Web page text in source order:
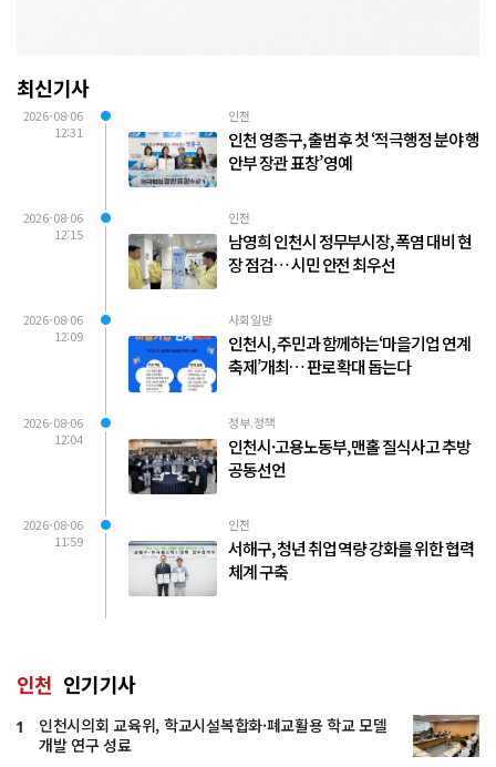
최신기사
2026-08-06
12:31
인천
인천 영종구, 출범 후 첫 ‘적극행정 분야 행
안부 장관 표창’ 영예
2026-08-06
12:15
인천
남영희 인천시 정무부시장, 폭염 대비 현
장 점검… 시민 안전 최우선
2026-08-06
12:09
사회일반
인천시, 주민과 함께하는‘마을기업 연계
축제’개최… 판로 확대 돕는다
2026-08-06
12:04
정부.정책
인천시·고용노동부, 맨홀 질식사고 추방
공동선언
2026-08-06
11:59
인천
서해구, 청년 취업 역량 강화를 위한 협력
체계 구축
인천 인기기사
1
인천시의회 교육위, 학교시설복합화·폐교활용 학교 모델
개발 연구 성료